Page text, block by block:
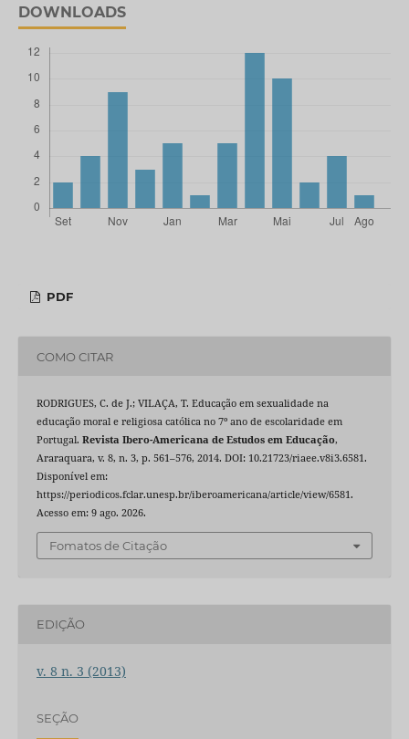
DOWNLOADS
PDF
COMO CITAR
RODRIGUES, C. de J.; VILAÇA, T. Educação em sexualidade na
educação moral e religiosa católica no 7º ano de escolaridade em
Portugal. Revista Ibero-Americana de Estudos em Educação,
Araraquara, v. 8, n. 3, p. 561–576, 2014. DOI: 10.21723/riaee.v8i3.6581.
Disponível em:
https://periodicos.fclar.unesp.br/iberoamericana/article/view/6581.
Acesso em: 9 ago. 2026.
Fomatos de Citação
EDIÇÃO
v. 8 n. 3 (2013)
SEÇÃO